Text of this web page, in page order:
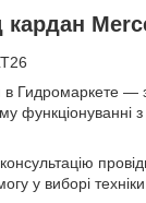
кардан
в Гидромаркете —
функціонуванні
у виборі